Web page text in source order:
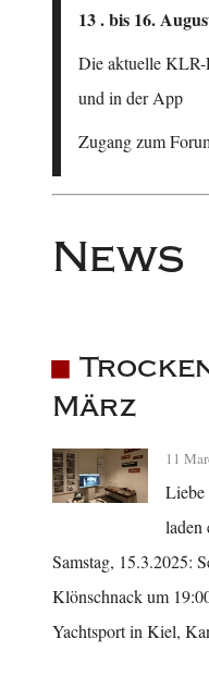
13 . bis 16.
Die aktuelle
und in der App
Zugang zum
News
März
11
Liebe
laden
Samstag, 15.3.2025:
Klönschnack um
Yachtsport in Kiel,